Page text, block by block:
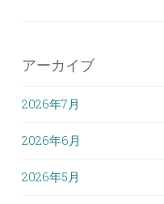
アーカイブ
2026年7月
2026年6月
2026年5月